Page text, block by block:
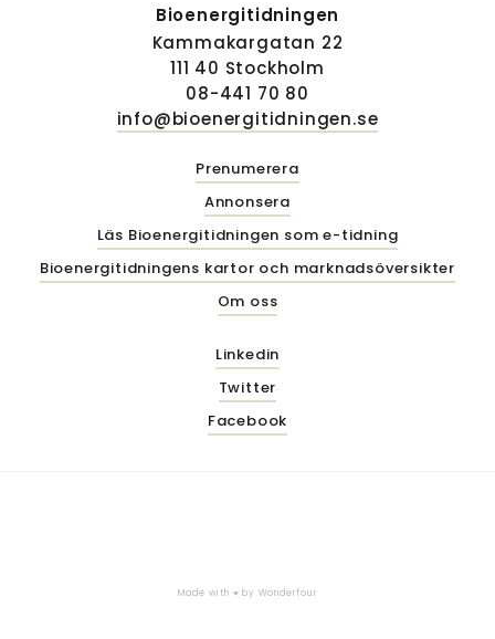
Bioenergitidningen
Kammakargatan 22
111 40 Stockholm
08-441 70 80
info@bioenergitidningen.se
Prenumerera
Annonsera
Läs Bioenergitidningen som e-tidning
Bioenergitidningens kartor och marknadsöversikter
Om oss
Linkedin
Twitter
Facebook
Made with ♥ by Wonderfour